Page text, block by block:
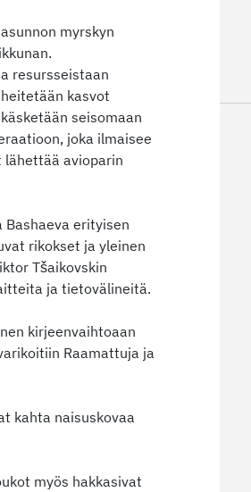
myrskyn
resursseistaan
kasvot
seisomaan
joka ilmaisee
lähettää avioparin
erityisen
rikokset ja yleinen
Tšaikovskin
ja tietovälineitä.
kirjeenvaihtoaan
Raamattuja ja
kahta naisuskovaa
myös hakkasivat